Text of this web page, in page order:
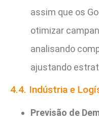
assim que os
otimizar
analisando
ajustando
4.4. Indústria e
Previsão de